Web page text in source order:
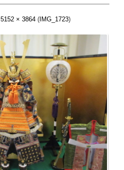
5152 × 3864 ( IMG_1723)